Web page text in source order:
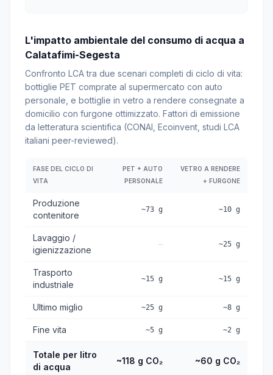
L'impatto ambientale del consumo di acqua a
Calatafimi-Segesta
Confronto LCA tra due scenari completi di ciclo di vita:
bottiglie PET comprate al supermercato con auto
personale, e bottiglie in vetro a rendere consegnate a
domicilio con furgone ottimizzato. Fattori di emissione
da letteratura scientifica (CONAI, Ecoinvent, studi LCA
italiani peer-reviewed).
FASE DEL CICLO DI
VITA
PET + AUTO
PERSONALE
VETRO A RENDERE
+ FURGONE
Produzione
contenitore
~73 g ~10 g
Lavaggio /
igienizzazione
— ~25 g
Trasporto
industriale
~15 g ~15 g
Ultimo miglio ~25 g ~8 g
Fine vita ~5 g ~2 g
Totale per litro
di acqua
~118 g CO₂ ~60 g CO₂